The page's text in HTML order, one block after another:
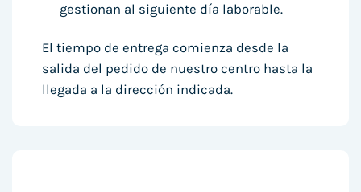
gestionan al siguiente día laborable.
El tiempo de entrega comienza desde la
salida del pedido de nuestro centro hasta la
llegada a la dirección indicada.